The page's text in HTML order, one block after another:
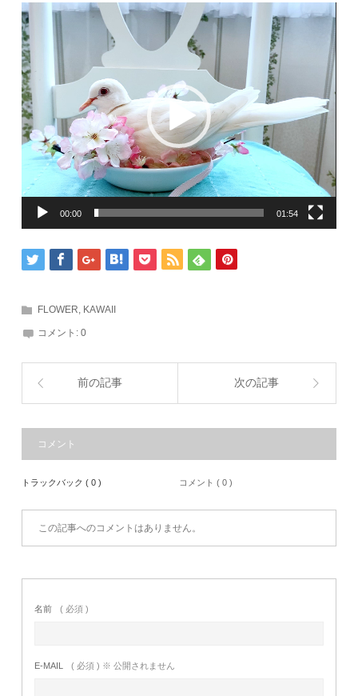
動
画
プ
レ
ー
ヤ
ー
00:00 01:54
FLOWER, KAWAII
コメント:0
前の記事 次の記事
コメント
トラックバック ( 0 ) コメント ( 0 )
この記事へのコメントはありません。
名前 ( 必須 )
E-MAIL ( 必須 ) ※ 公開されません